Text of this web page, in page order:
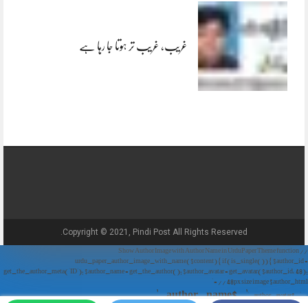
غریب، غریب تر ہوتا جا رہا ہے
Copyright © 2021, Pindi Post All Rights Reserved.
// Show Author Image with Author Name in UrduPaper Theme function
urdu_paper_author_image_with_name($content) { if (is_single()) { $author_id =
get_the_author_meta('ID'); $author_name = get_the_author(); $author_avatar = get_avatar($author_id, 48);
// 48px size image $author_html = '
' . $author_avatar . '
' . $author_name . '